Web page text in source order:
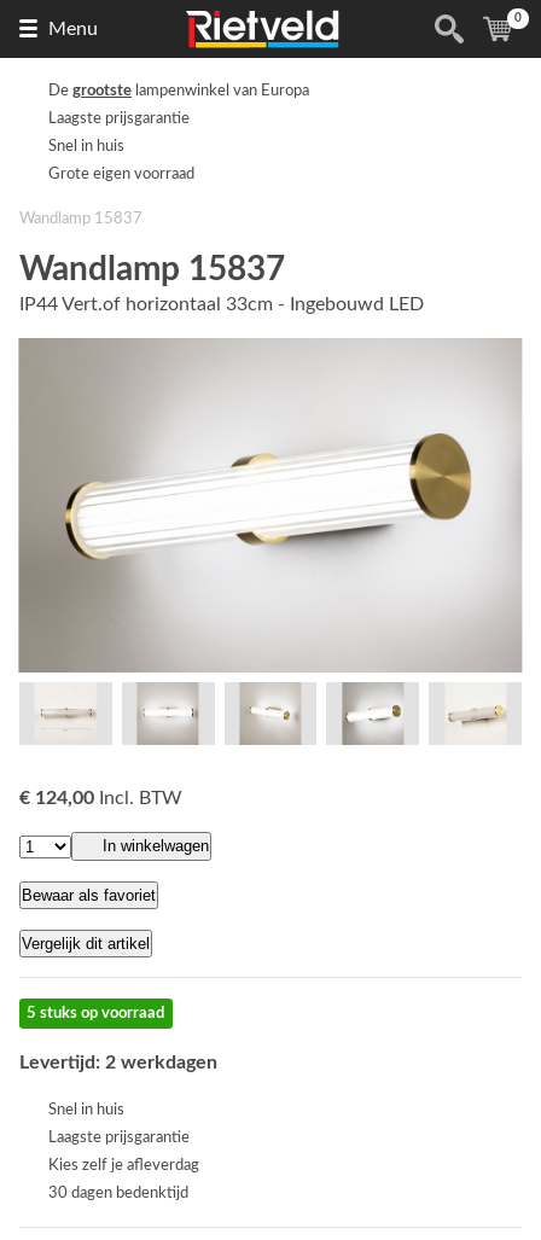
Menu
de
(
0
De grootste lampenwinkel van Europa
Laagste prijsgarantie
Snel in huis
Grote eigen voorraad
Wandlamp 15837
Wandlamp 15837
IP44 Vert.of horizontaal 33cm - Ingebouwd LED
€ 124,00 Incl. BTW
In winkelwagen
Bewaar als favoriet
Vergelijk dit artikel
5 stuks op voorraad
Levertijd: 2 werkdagen
Snel in huis
Laagste prijsgarantie
Kies zelf je afleverdag
30 dagen bedenktijd